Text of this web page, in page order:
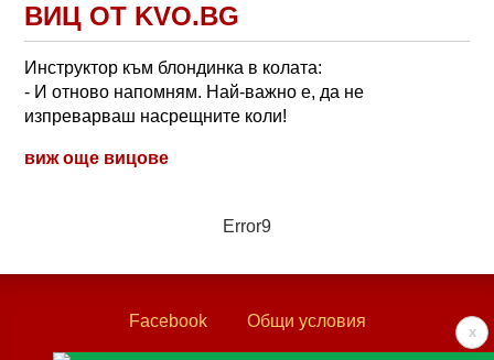
ВИЦ ОТ KVO.BG
Инструктор към блондинка в колата:
- И отново напомням. Най-важно е, да не
изпреварваш насрещните коли!
виж още вицове
Error9
x
Facebook Общи условия